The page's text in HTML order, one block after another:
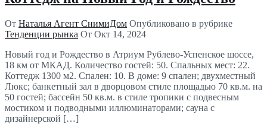
От Наталья Агент СнимиДом Опубликовано в рубрике
Тенденции рынка От Окт 14, 2024
Новый год и Рождество в Атриум Рублево-Успенское шоссе,
18 км от МКАД. Количество гостей: 50. Спальных мест: 22.
Коттедж 1300 м2. Спален: 10. В доме: 9 спален; двухместный
Люкс; банкетный зал в дворцовом стиле площадью 70 кв.м. на
50 гостей; бассейн 50 кв.м. в стиле тропики с подвесным
мостиком и подводными иллюминаторами; сауна с
дизайнерской […]